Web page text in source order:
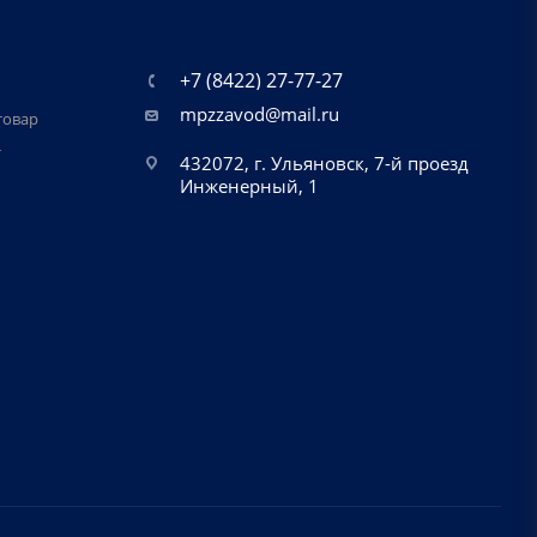
+7 (8422) 27-77-27
mpzzavod@mail.ru
432072, г. Ульяновск, 7-й проезд
Инженерный, 1